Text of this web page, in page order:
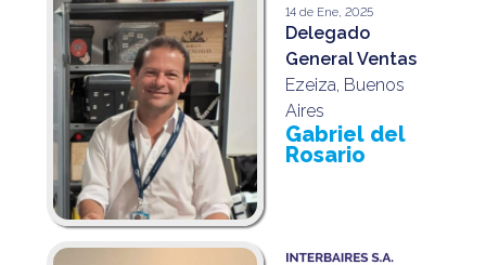
14 de Ene, 2025
Delegado
General Ventas
Ezeiza, Buenos
Aires
Gabriel del
Rosario